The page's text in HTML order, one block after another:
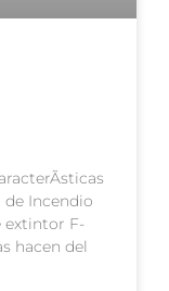
de Incendio
extintor F-
hacen del